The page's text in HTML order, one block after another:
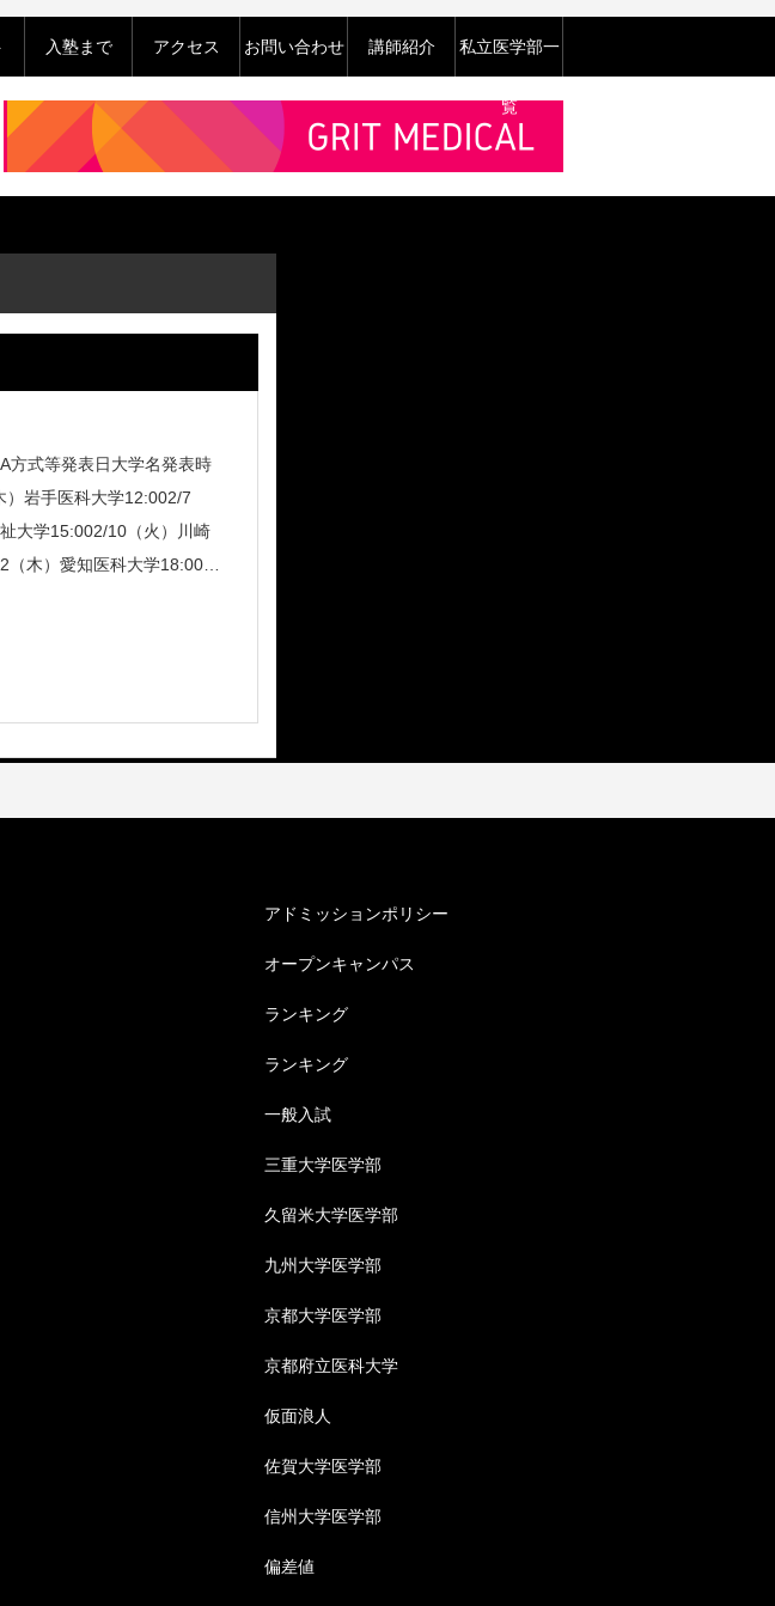
入塾まで アクセス お問い合わせ 講師紹介 私立医学部一
覧
方式等発表日大学名発表時
）岩手医科大学12:002/7
祉大学15:002/10（火）川崎
（木）愛知医科大学18:002/
アドミッションポリシー
オープンキャンパス
ランキング
ランキング
一般入試
三重大学医学部
久留米大学医学部
九州大学医学部
京都大学医学部
京都府立医科大学
仮面浪人
佐賀大学医学部
信州大学医学部
偏差値